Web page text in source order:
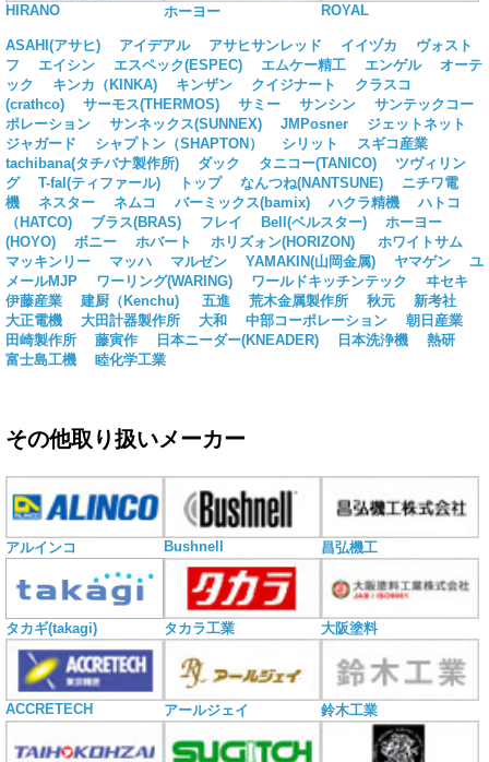
HIRANO ホーヨー ROYAL
ASAHI(アサヒ) アイデアル アサヒサンレッド イイヅカ
ヴォスト
フ
エイシン エスペック(ESPEC) エムケー精工 エンゲル
オーテ
ック
キンカ（KINKA) キンザン クイジナート
クラスコ
(crathco)
サーモス(THERMOS) サミー サンシン
サンテックコー
ポレーション
サンネックス(SUNNEX) JMPosner
ジェットネット
ジャガード
シャプトン（SHAPTON） シリット
スギコ産業
tachibana(タチバナ製作所)
ダック タニコー(TANICO)
ツヴィリン
グ
T-fal(ティファール) トップ なんつね(NANTSUNE)
ニチワ電
機
ネスター ネムコ バーミックス(bamix) ハクラ精機
ハトコ
（HATCO)
ブラス(BRAS) フレイ Bell(ベルスター)
ホーヨー
(HOYO)
ボニー ホバート ホリズォン(HORIZON)
ホワイトサム
マッキンリー
マッハ マルゼン YAMAKIN(山岡金属) ヤマゲン
ユ
メールMJP
ワーリング(WARING) ワールドキッチンテック
ヰセキ
伊藤産業
建厨（Kenchu) 五進 荒木金属製作所 秋元
新考社
大正電機
大田計器製作所 大和 中部コーポレーション
朝日産業
田崎製作所
藤寅作 日本ニーダー(KNEADER) 日本洗浄機
熱研
富士島工機
睦化学工業
その他取り扱いメーカー
アルインコ Bushnell 昌弘機工
タカギ(takagi) タカラ工業 大阪塗料
ACCRETECH アールジェイ 鈴木工業